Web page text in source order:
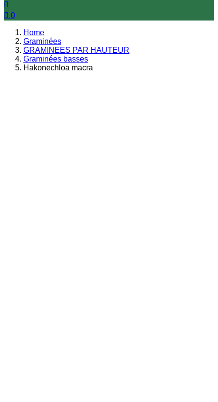

 0
Home
Graminées
GRAMINEES PAR HAUTEUR
Graminées basses
Hakonechloa macra